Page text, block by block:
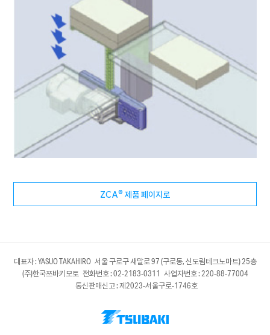
ZCA® 제품 페이지로
대표자 : YASUO TAKAHIRO 서울 구로구 새말로 97 (구로동, 신도림테크노마트) 25층
(주)한국쯔바키모토 전화번호 : 02-2183-0311 사업자번호 : 220-88-77004
통신판매신고 : 제2023-서울구로-1746호